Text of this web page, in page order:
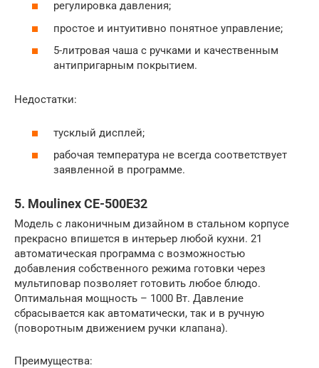
регулировка давления;
простое и интуитивно понятное управление;
5-литровая чаша с ручками и качественным
антипригарным покрытием.
Недостатки:
тусклый дисплей;
рабочая температура не всегда соответствует
заявленной в программе.
5. Moulinex CE-500E32
Модель с лаконичным дизайном в стальном корпусе
прекрасно впишется в интерьер любой кухни. 21
автоматическая программа с возможностью
добавления собственного режима готовки через
мультиповар позволяет готовить любое блюдо.
Оптимальная мощность – 1000 Вт. Давление
сбрасывается как автоматически, так и в ручную
(поворотным движением ручки клапана).
Преимущества: